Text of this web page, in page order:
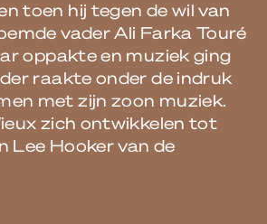
toen hij tegen de wil van
vader Ali Farka Touré
oppakte en muziek ging
raakte onder de indruk
met zijn zoon muziek.
zich ontwikkelen tot
Lee Hooker van de